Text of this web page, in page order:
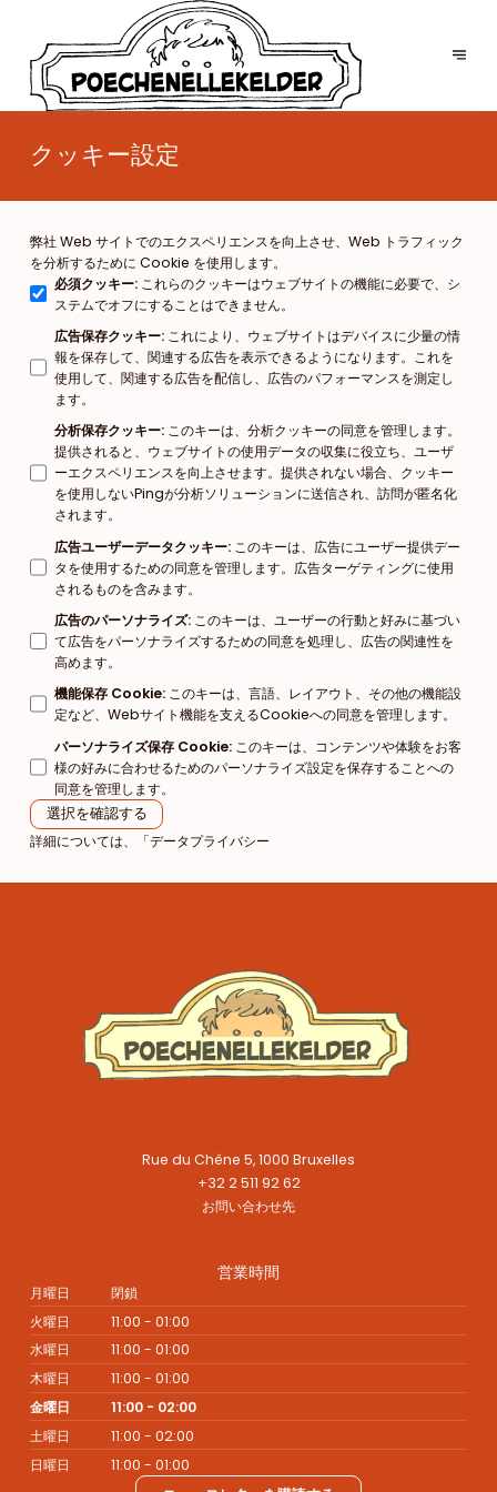
クッキー設定
弊社 Web サイトでのエクスペリエンスを向上させ、Web トラフィック
を分析するために Cookie を使用します。
必須クッキー: これらのクッキーはウェブサイトの機能に必要で、シ
ステムでオフにすることはできません。
広告保存クッキー: これにより、ウェブサイトはデバイスに少量の情
報を保存して、関連する広告を表示できるようになります。これを
使用して、関連する広告を配信し、広告のパフォーマンスを測定し
ます。
分析保存クッキー: このキーは、分析クッキーの同意を管理します。
提供されると、ウェブサイトの使用データの収集に役立ち、ユーザ
ーエクスペリエンスを向上させます。提供されない場合、クッキー
を使用しないPingが分析ソリューションに送信され、訪問が匿名化
されます。
広告ユーザーデータクッキー: このキーは、広告にユーザー提供デー
タを使用するための同意を管理します。広告ターゲティングに使用
されるものを含みます。
広告のパーソナライズ: このキーは、ユーザーの行動と好みに基づい
て広告をパーソナライズするための同意を処理し、広告の関連性を
高めます。
機能保存 Cookie: このキーは、言語、レイアウト、その他の機能設
定など、Webサイト機能を支えるCookieへの同意を管理します。
パーソナライズ保存 Cookie: このキーは、コンテンツや体験をお客
様の好みに合わせるためのパーソナライズ設定を保存することへの
同意を管理します。
選択を確認する
詳細については、「データプライバシー
Rue du Chêne 5, 1000 Bruxelles
+32 2 511 92 62
お問い合わせ先
営業時間
月曜日
閉鎖
火曜日
11:00 - 01:00
水曜日
11:00 - 01:00
木曜日
11:00 - 01:00
金曜日
11:00 - 02:00
土曜日
11:00 - 02:00
日曜日
11:00 - 01:00